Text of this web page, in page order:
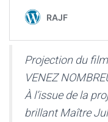
Projection du
VENEZ
À l’issue de la
brillant Maître